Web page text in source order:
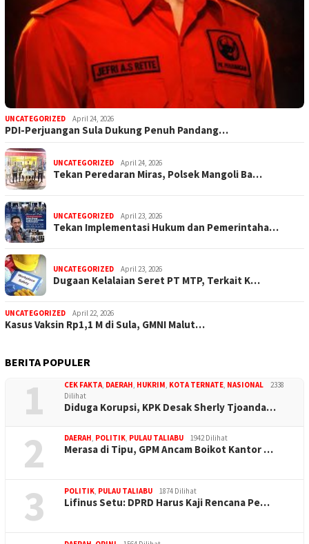
UNCATEGORIZED April 24, 2026
PDI-Perjuangan Sula Dukung Penuh Pandang…
UNCATEGORIZED April 24, 2026
Tekan Peredaran Miras, Polsek Mangoli Ba…
UNCATEGORIZED April 23, 2026
Tekan Implementasi Hukum dan Pemerintaha…
UNCATEGORIZED April 23, 2026
Dugaan Kelalaian Seret PT MTP, Terkait K…
UNCATEGORIZED April 22, 2026
Kasus Vaksin Rp1,1 M di Sula, GMNI Malut…
BERITA POPULER
1 CEK FAKTA, DAERAH, HUKRIM, KOTA TERNATE, NASIONAL
2338
Dilihat
Diduga Korupsi, KPK Desak Sherly Tjoanda…
2 DAERAH, POLITIK, PULAU TALIABU 1942 Dilihat
Merasa di Tipu, GPM Ancam Boikot Kantor …
3 POLITIK, PULAU TALIABU 1874 Dilihat
Lifinus Setu: DPRD Harus Kaji Rencana Pe…